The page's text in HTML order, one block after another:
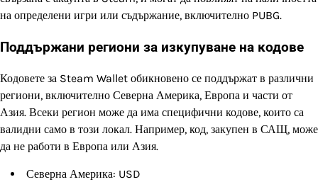
на определени игри или съдържание, включително PUBG.
Поддържани региони за изкупуване на кодове
Кодовете за Steam Wallet обикновено се поддържат в различни
региони, включително Северна Америка, Европа и части от
Азия. Всеки регион може да има специфични кодове, които са
валидни само в този локал. Например, код, закупен в САЩ, може
да не работи в Европа или Азия.
Северна Америка: USD